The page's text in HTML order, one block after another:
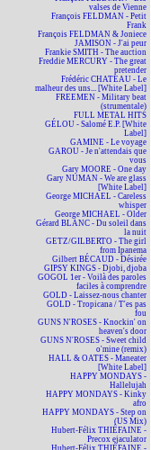
valses de Vienne
François FELDMAN - Petit
Frank
François FELDMAN & Joniece
JAMISON - J'ai peur
Frankie SMITH - The auction
Freddie MERCURY - The great
pretender
Frédéric CHATEAU - Le
malheur des uns... [White Label]
FREEMEN - Military beat
(strumentale)
FULL METAL HITS
GÉLOU - Salomé E.P. [White
Label]
GAMINE - Le voyage
GAROU - Je n'attendais que
vous
Gary MOORE - One day
Gary NUMAN - We are glass
[White Label]
George MICHAEL - Careless
whisper
George MICHAEL - Older
Gérard BLANC - Du soleil dans
la nuit
GETZ/GILBERTO - The girl
from Ipanema
Gilbert BÉCAUD - Désirée
GIPSY KINGS - Djobi, djoba
GOGOL 1er - Voilà des paroles
faciles à comprendre
GOLD - Laissez-nous chanter
GOLD - Tropicana / T'es pas
fou
GUNS N'ROSES - Knockin' on
heaven's door
GUNS N'ROSES - Sweet child
o'mine (remix)
HALL & OATES - Maneater
[White Label]
HAPPY MONDAYS -
Hallelujah
HAPPY MONDAYS - Kinky
afro
HAPPY MONDAYS - Step on
(US Mix)
Hubert-Félix THIÉFAINE -
Precox ejaculator
Hubert-Félix THIÉFAINE -